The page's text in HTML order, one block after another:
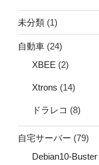
未分類 (1)
自動車 (24)
XBEE (2)
Xtrons (14)
ドラレコ (8)
自宅サーバー (79)
Debian10-Buster